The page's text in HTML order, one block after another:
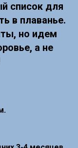
список для
в плаванье.
но идем
а не